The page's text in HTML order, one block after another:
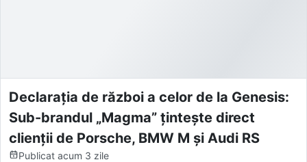
Declarația de război a celor de la Genesis:
Sub-brandul „Magma” țintește direct
clienții de Porsche, BMW M și Audi RS
Publicat acum 3 zile